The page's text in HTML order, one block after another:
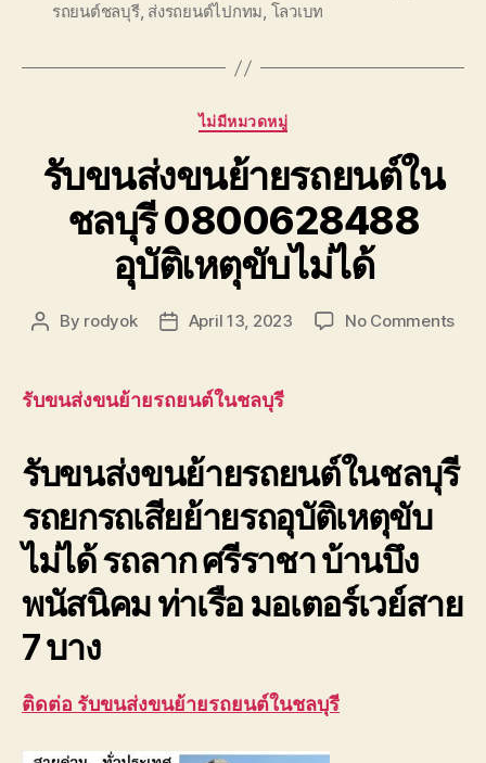
รถยนต์ชลบุรี, ส่งรถยนต์ไปกทม, โลวเบท
Categories
ไม่มีหมวดหมู่
รับขนส่งขนย้ายรถยนต์ใน
ชลบุรี 0800628488
อุบัติเหตุขับไม่ได้
Post
By rodyok
PostApril 13, 2023 No Commentson
ใน
ชล
ได้
รับขนส่งขนย้ายรถยนต์ในชลบุรี
รับขนส่งขนย้ายรถยนต์ในชลบุรี
รถยกรถเสียย้ายรถอุบัติเหตุขับ
ไม่ได้ รถลาก ศรีราชา บ้านบึง
พนัสนิคม ท่าเรือ มอเตอร์เวย์สาย
7 บาง
ติดต่อ รับขนส่งขนย้ายรถยนต์ในชลบุรี